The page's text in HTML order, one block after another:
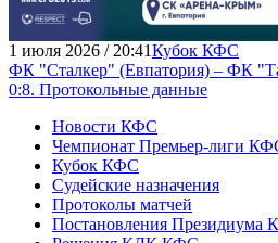
1 июля 2026 / 20:41Кубок КФС
ФК "Сталкер" (Евпатория) – ФК
0:8. Протокольные данные
Новости КФС
Чемпионат Премьер-лиги
Кубок КФС
Судейские назначения
Протоколы матчей
Постановления Президиума